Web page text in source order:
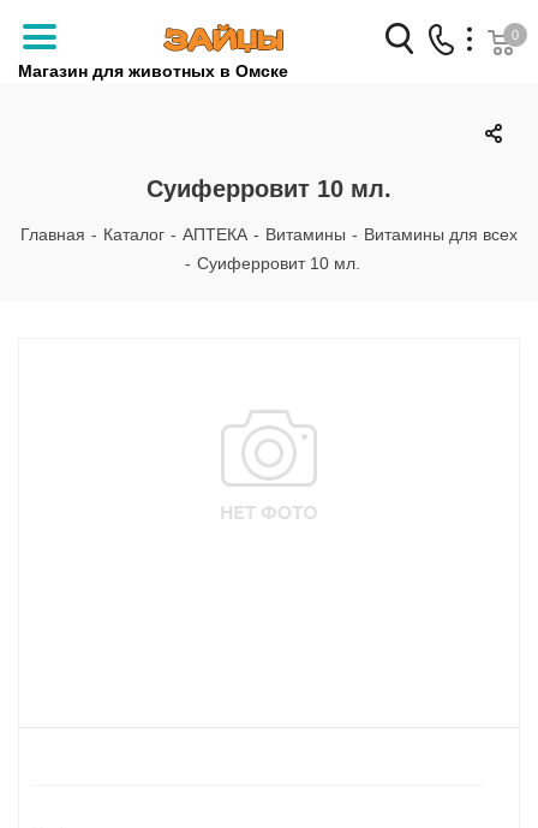
Магазин для животных в Омске
Заказать звонок
+7 (3812) 79-04-04
+7 (950) 959-88-32
0
Суиферровит 10 мл.
Главная - Каталог - АПТЕКА - Витамины - Витамины для всех
- Суиферровит 10 мл.